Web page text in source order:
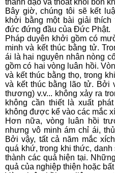
Bây giờ, chúng tôi sẽ kết
khởi bằng một bài giải thích
đức đứng đầu của Ðức Phật.
Pháp duyên khởi gồm có
minh và kết thúc bằng tử.
ái là hai nguyên nhân nòng
gồm có hai vòng luân hồi.
và kết thúc bằng thọ, trong
và kết thúc bằng lão tử. Bởi
thương) v.v... không xảy ra
không cần thiết là xuất
không được kể vào các mắc
Hơn nữa, vòng luân hồi
nhưng vô minh ám chỉ ái,
Bởi vậy, tất cả năm mắc
quá khứ, trong khi thức,
thành các quả hiện tại.
quả của nghiệp thiện hoặc